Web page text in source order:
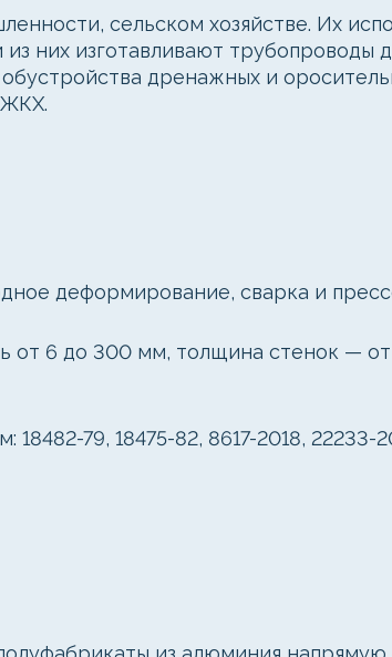
сельском хозяйстве. Их
них изготавливают трубопроводы
дренажных и
ЖКХ.
деформирование, сварка и
от 6 до 300 мм, толщина стенок —
79, 18475-82, 8617-2018, 22233-